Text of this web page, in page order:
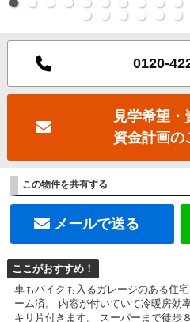
0120-
見学希望・
資金計画の
この物件を共有する
メールで送る
ここがおすすめ！
車もバイクも入るガレージのある住
ーム済。 内窓が付いていて冷暖房効
キリ片付きます。 スーパーまで徒歩